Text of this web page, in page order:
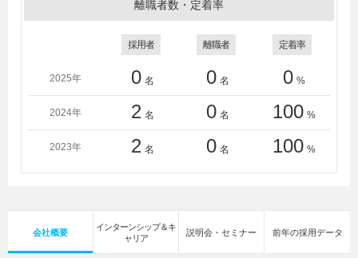
離職者数・定着率
採用者 離職者 定着率
2025年 0 名 0 名 0 %
2024年 2 名 0 名 100 %
2023年 2 名 0 名 100 %
会社概要
インターンシップ＆キ
ャリア
説明会・セミナー 前年の採用データ